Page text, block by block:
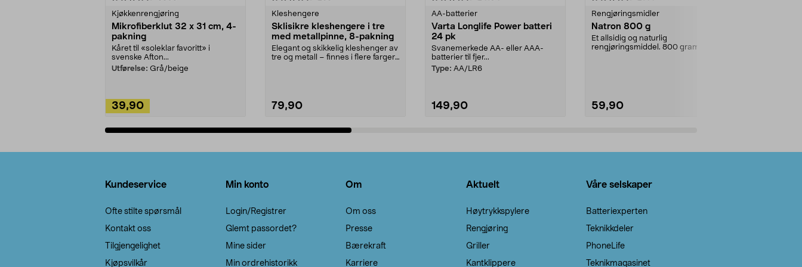
Kjøkkenrengjøring
Mikrofiberklut 32 x 31 cm, 4-
pakning
Kåret til «soleklar favoritt» i
svenske Afton...
Utførelse: Grå/beige
39,90
Kleshengere
Sklisikre kleshengere i tre
med metallpinne, 8-pakning
Elegant og skikkelig kleshenger av
tre og metall – finnes i flere farger.
79,90
AA-batterier
Varta Longlife Power batteri
24 pk
Svanemerkede AA- eller AAA-
batterier til fjer...
Type: AA/LR6
149,90
Rengjøringsmidler
Natron 800 g
Et allsidig og naturlig
rengjøringsmiddel. 800 gram
59,90
Kundeservice
Ofte stilte spørsmål
Kontakt oss
Tilgjengelighet
Kjøpsvilkår
Min konto
Login/Registrer
Glemt passordet?
Mine sider
Min ordrehistorikk
Om
Om oss
Presse
Bærekraft
Karriere
Aktuelt
Høytrykkspylere
Rengjøring
Griller
Kantklippere
Våre selskaper
Batteriexperten
Teknikkdeler
PhoneLife
Teknikmagasinet